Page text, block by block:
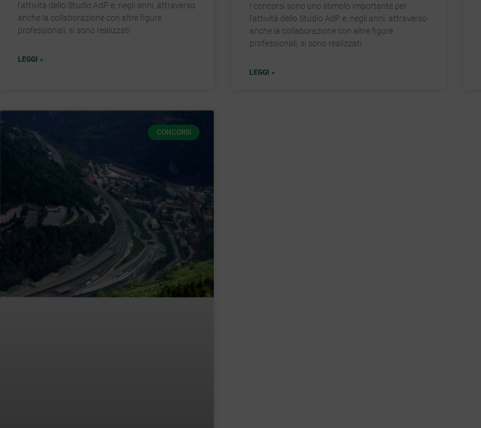
l’attività dello Studio AdP e, negli anni, attraverso
anche la collaborazione con altre figure
professionali, si sono realizzati
LEGGI »
I concorsi sono uno stimolo importante per
l’attività dello Studio AdP e, negli anni, attraverso
anche la collaborazione con altre figure
professionali, si sono realizzati
LEGGI »
CONCORSI